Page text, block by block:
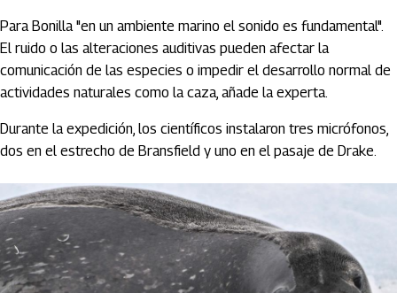
Para Bonilla "en un ambiente marino el sonido es fundamental".
El ruido o las alteraciones auditivas pueden afectar la
comunicación de las especies o impedir el desarrollo normal de
actividades naturales como la caza, añade la experta.
Durante la expedición, los científicos instalaron tres micrófonos,
dos en el estrecho de Bransfield y uno en el pasaje de Drake.